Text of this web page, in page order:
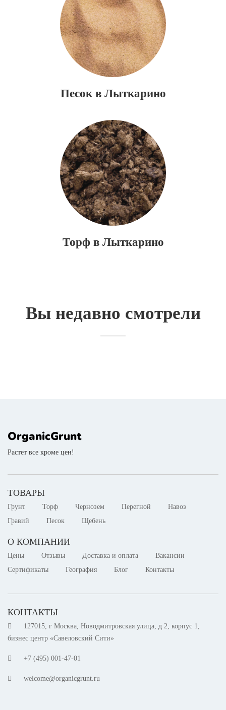
Песок в Лыткарино
Торф в Лыткарино
Вы недавно смотрели
OrganicGrunt
Растет все кроме цен!
ТОВАРЫ
Грунт Торф Чернозем Перегной
Навоз
Гравий
Песок Щебень
О КОМПАНИИ
Цены Отзывы Доставка и оплата
Вакансии
Сертификаты
География Блог Контакты
КОНТАКТЫ
127015, г Москва, Новодмитровская улица, д 2, корпус 1,
бизнес центр «Савеловский Сити»
+7 (495) 001-47-01
welcome@organicgrunt.ru